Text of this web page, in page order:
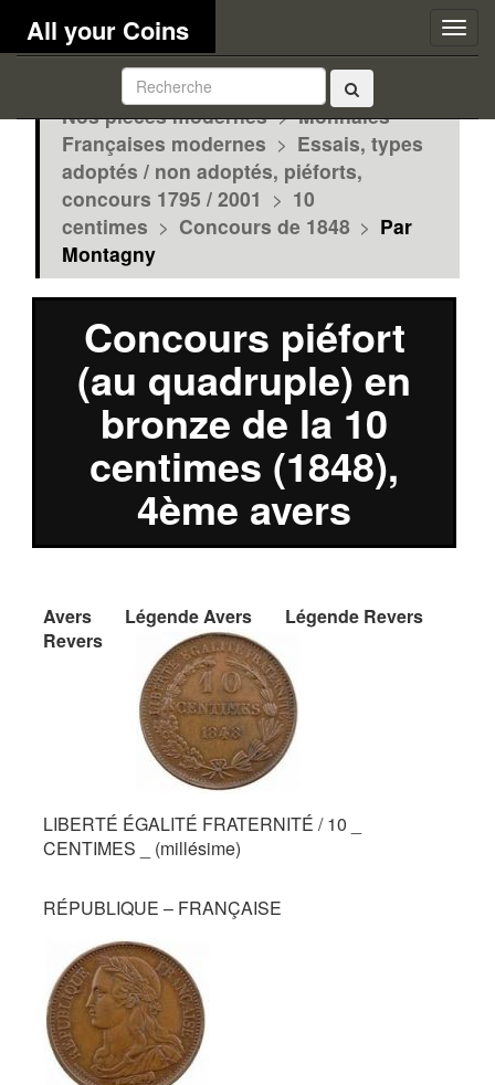
All your Coins
Nos pièces modernes > Monnaies
Françaises modernes > Essais, types
adoptés / non adoptés, piéforts,
concours 1795 / 2001 > 10
centimes > Concours de 1848 > Par
Montagny
Concours piéfort
(au quadruple) en
bronze de la 10
centimes (1848),
4ème avers
Avers Légende Avers
Légende Revers
Revers
LIBERTÉ ÉGALITÉ FRATERNITÉ / 10 _
CENTIMES _ (millésime)
RÉPUBLIQUE – FRANÇAISE